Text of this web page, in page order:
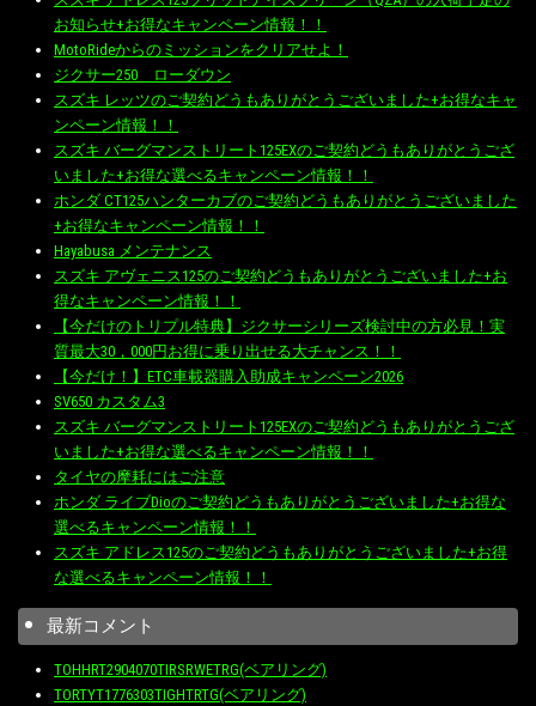
お知らせ+お得なキャンペーン情報！！
MotoRideからのミッションをクリアせよ！
ジクサー250 ローダウン
スズキ レッツのご契約どうもありがとうございました+お得なキャ
ンペーン情報！！
スズキ バーグマンストリート125EXのご契約どうもありがとうござ
いました+お得な選べるキャンペーン情報！！
ホンダ CT125ハンターカブのご契約どうもありがとうございました
+お得なキャンペーン情報！！
Hayabusa メンテナンス
スズキ アヴェニス125のご契約どうもありがとうございました+お
得なキャンペーン情報！！
【今だけのトリプル特典】ジクサーシリーズ検討中の方必見！実
質最大30，000円お得に乗り出せる大チャンス！！
【今だけ！】ETC車載器購入助成キャンペーン2026
SV650 カスタム3
スズキ バーグマンストリート125EXのご契約どうもありがとうござ
いました+お得な選べるキャンペーン情報！！
タイヤの摩耗にはご注意
ホンダ ライブDioのご契約どうもありがとうございました+お得な
選べるキャンペーン情報！！
スズキ アドレス125のご契約どうもありがとうございました+お得
な選べるキャンペーン情報！！
最新コメント
TOHHRT2904070TIRSRWETRG(ベアリング)
TORTYT1776303TIGHTRTG(ベアリング)